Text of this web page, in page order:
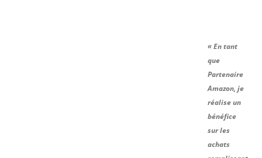
« En tant
que
Partenaire
Amazon, je
réalise un
bénéfice
sur les
achats